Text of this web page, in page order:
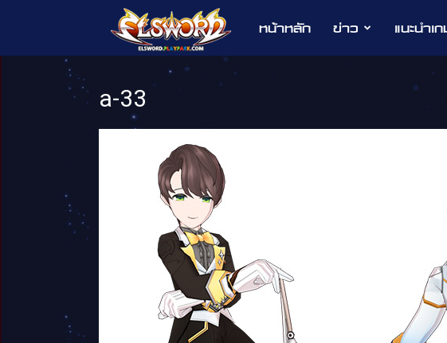
Elsword
หน้าหลัก ข่าว แนะนำเ
a-33